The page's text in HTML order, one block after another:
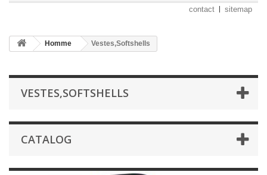
contact sitemap
Homme Vestes,Softshells
VESTES,SOFTSHELLS
CATALOG